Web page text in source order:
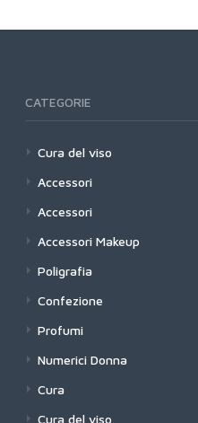
CATEGORIE
Cura del viso
Accessori
Accessori
Accessori Makeup
Poligrafia
Confezione
Profumi
Numerici Donna
Cura
Cura del viso